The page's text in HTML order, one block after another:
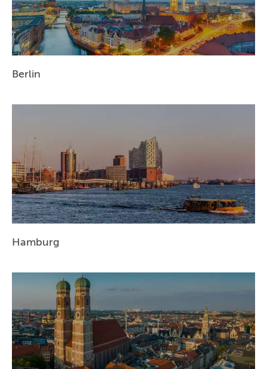
BERLIN
MÜNCHEN
DÜSSELDORF
STUTTGART
ESSEN
HANNOVER
ZÜRICH
Berlin
Hamburg